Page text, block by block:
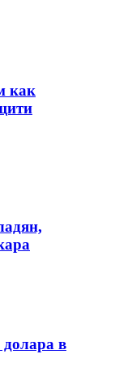
как
в